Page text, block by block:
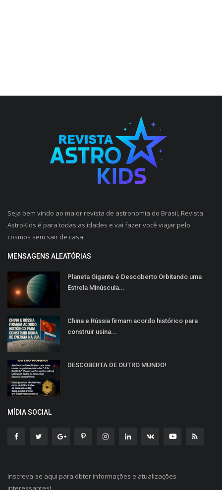
Seja bem vindo ao maior revista de astronomia do Brasil, Revista
AstroKids é para todas as idades e vai fazer você viajar pelo
cosmos sem sair de casa.
MENSAGENS ALEATÓRIAS
Planeta Gigante é Descoberto Orbitando uma
Estrela Minúscula...
China e Rússia firmam acordo histórico para
construir usina...
DESCOBERTA DE OUTRO MUNDO!
MÍDIA SOCIAL
Inscreva-se aqui para obter informações e atualizações
interessantes!